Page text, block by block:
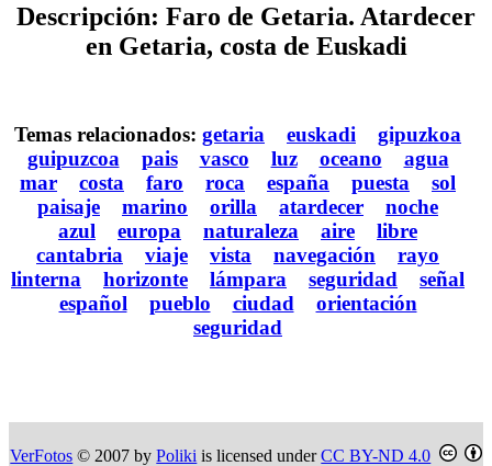
Descripción: Faro de Getaria. Atardecer
en Getaria, costa de Euskadi
Temas relacionados: getaria euskadi
gipuzkoa
guipuzcoa
pais vasco luz oceano
agua
mar
costa faro roca españa puesta
sol
paisaje
marino orilla atardecer
noche
azul
europa naturaleza aire
libre
cantabria
viaje vista navegación
rayo
linterna
horizonte lámpara seguridad
señal
español
pueblo ciudad
orientación
seguridad
VerFotos © 2007 byPoliki is licensed underCC BY-ND 4.0